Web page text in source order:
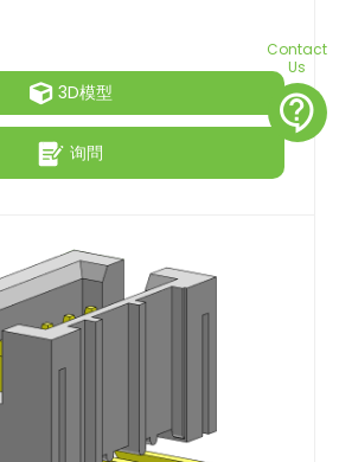
3D模型
询問
Contact
Us
contact_support